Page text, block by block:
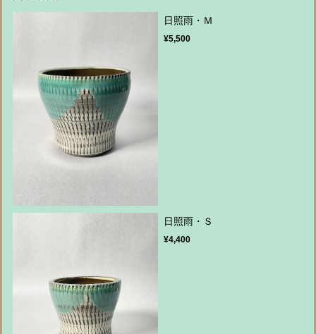
日照雨・Ｍ
¥5,500
日照雨・Ｓ
¥4,400